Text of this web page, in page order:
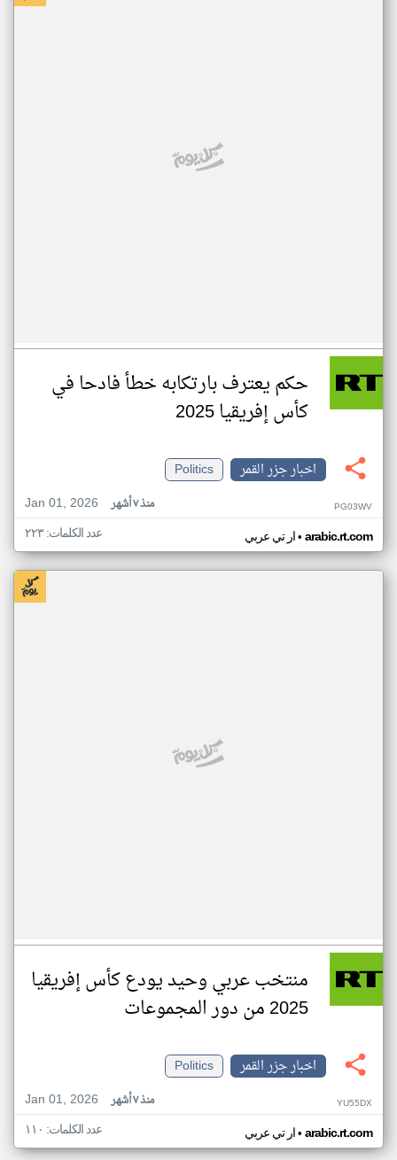
حكم يعترف بارتكابه خطأ فادحا في
كأس إفريقيا 2025
اخبار جزر القمر
Politics
Jan 01, 2026
منذ ٧ أشهر PG03WV
ار تي عربي• arabic.rt.com عدد الكلمات: ٢٢٣
منتخب عربي وحيد يودع كأس إفريقيا
2025 من دور المجموعات
اخبار جزر القمر
Politics
Jan 01, 2026
منذ ٧ أشهر YU55DX
ار تي عربي• arabic.rt.com عدد الكلمات: ١١٠